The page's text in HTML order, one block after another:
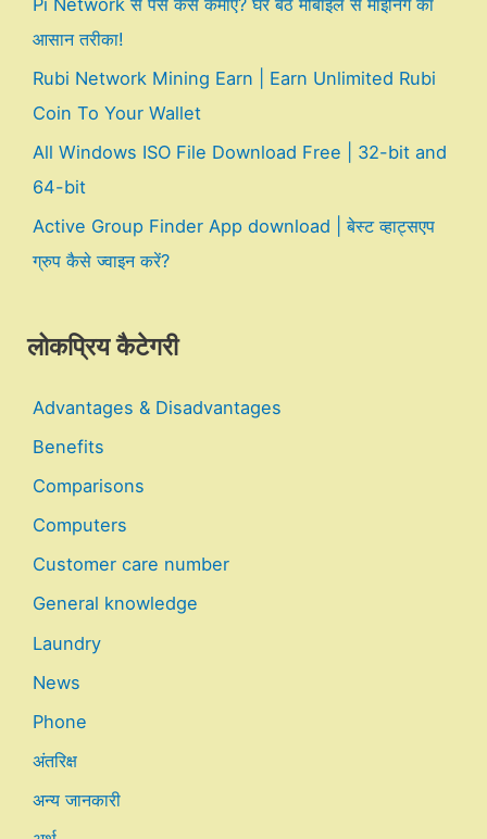
आसान तरीका!
Rubi Network Mining Earn | Earn Unlimited Rubi
Coin To Your Wallet
All Windows ISO File Download Free | 32-bit and
64-bit
Active Group Finder App download | बेस्ट व्हाट्सएप
ग्रुप कैसे ज्वाइन करें?
लोकप्रिय कैटेगरी
Advantages & Disadvantages
Benefits
Comparisons
Computers
Customer care number
General knowledge
Laundry
News
Phone
अंतरिक्ष
अन्य जानकारी